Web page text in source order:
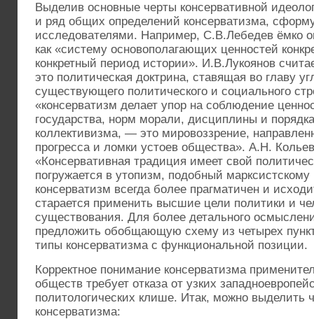
Выделив основные черты консервативной
и ряд общих определений консерватизма,
исследователями. Например, С.В.Лебедев ёмко
как «систему основополагающих ценностей
конкретный период истории». И.В.Лукоянов
это политическая доктрина, ставящая во главу
существующего политического и социального
«консерватизм делает упор на соблюдение
государства, норм морали, дисциплины и
коллективизма, — это мировоззрение,
прогресса и ломки устоев общества». А.Н.
«Консервативная традиция имеет свой
погружается в утопизм, подобный
консерватизм всегда более прагматичен и
старается применить высшие цели политики и
существования. Для более детального
предложить обобщающую схему из четырех
типы консерватизма с функциональной позиции.
Корректное понимание консерватизма
обществ требует отказа от узких
политологических клише. Итак, можно
консерватизма: